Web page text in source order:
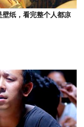
壁纸，看完整个人都凉